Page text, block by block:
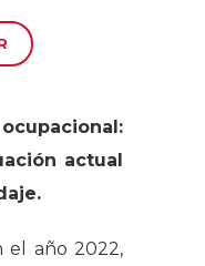
actual
el año 2022,